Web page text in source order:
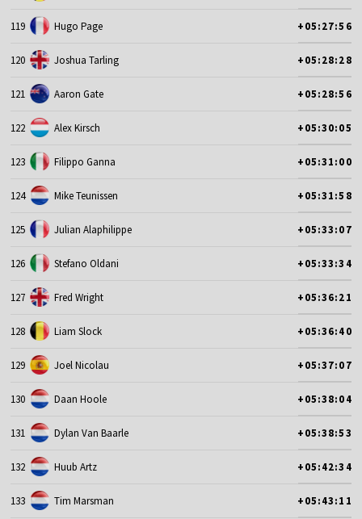
119 Hugo Page +05:27:56
120 Joshua Tarling +05:28:28
121 Aaron Gate +05:28:56
122 Alex Kirsch +05:30:05
123 Filippo Ganna +05:31:00
124 Mike Teunissen +05:31:58
125 Julian Alaphilippe +05:33:07
126 Stefano Oldani +05:33:34
127 Fred Wright +05:36:21
128 Liam Slock +05:36:40
129 Joel Nicolau +05:37:07
130 Daan Hoole +05:38:04
131 Dylan Van Baarle +05:38:53
132 Huub Artz +05:42:34
133 Tim Marsman +05:43:11